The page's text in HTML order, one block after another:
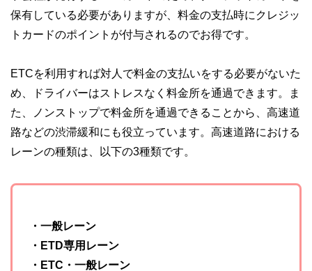
保有している必要がありますが、料金の支払時にクレジッ
トカードのポイントが付与されるのでお得です。
ETCを利用すれば対人で料金の支払いをする必要がないた
め、ドライバーはストレスなく料金所を通過できます。ま
た、ノンストップで料金所を通過できることから、高速道
路などの渋滞緩和にも役立っています。高速道路における
レーンの種類は、以下の3種類です。
・一般レーン
・ETD専用レーン
・ETC・一般レーン